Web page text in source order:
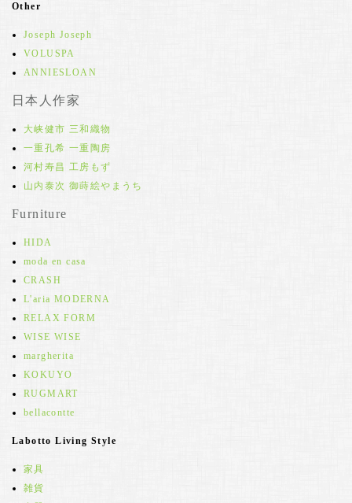
Other
Joseph Joseph
VOLUSPA
ANNIESLOAN
日本人作家
大峡健市 三和織物
一重孔希 一重陶房
河村寿昌 工房もず
山内泰次 御蒔絵やまうち
Furniture
HIDA
moda en casa
CRASH
L'aria MODERNA
RELAX FORM
WISE WISE
margherita
KOKUYO
RUGMART
bellacontte
Labotto Living Style
家具
雑貨